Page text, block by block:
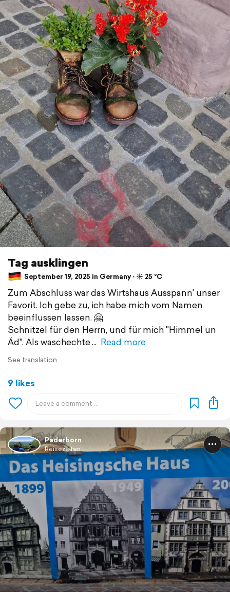
Tag ausklingen
September 19, 2025 in Germany ⋅ ☀️ 25 °C
Zum Abschluss war das Wirtshaus Ausspann' unser
Favorit. Ich gebe zu, ich habe mich vom Namen
beeinflussen lassen. 🤗
Schnitzel für den Herrn, und für mich "Himmel un
Äd". Als waschechte
Read more
See translation
9 likes
Paderborn
Reisezeiten